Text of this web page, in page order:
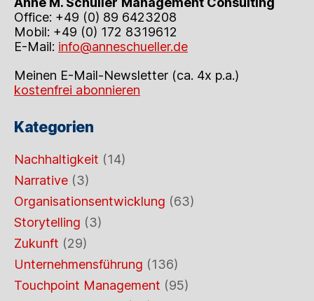
Office: +49 (0) 89 6423208
Mobil: +49 (0) 172 8319612
E-Mail: info@anneschueller.de
Meinen E-Mail-Newsletter (ca. 4x p.a.)
kostenfrei abonnieren
Kategorien
Nachhaltigkeit (14)
Narrative (3)
Organisationsentwicklung (63)
Storytelling (3)
Zukunft (29)
Unternehmensführung (136)
Touchpoint Management (95)